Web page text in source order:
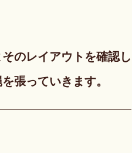
のレイアウトを確認し
張っていきます。